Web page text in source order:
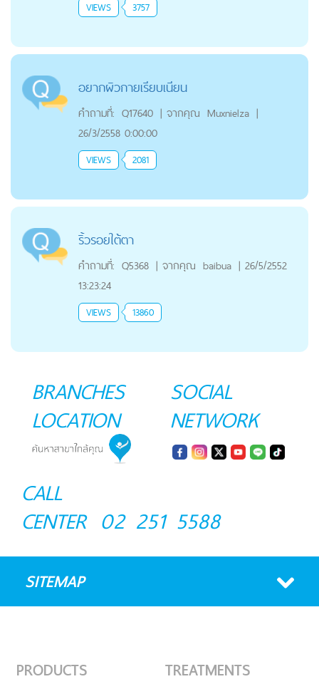
VIEWS 3757
อยากผิวกายเรียบเนียน
คำถามที่: Q17640 | จากคุณ Muxnielza |
26/3/2558 0:00:00
VIEWS 2081
ริ้วรอยใต้ตา
คำถามที่: Q5368 | จากคุณ baibua | 26/5/2552
13:23:24
VIEWS 13860
BRANCHES
LOCATION
SOCIAL
NETWORK
CALL
CENTER 02 251 5588
SITEMAP
PRODUCTS TREATMENTS